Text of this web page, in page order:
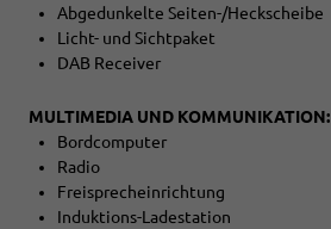
Abgedunkelte Seiten-/Heckscheibe
Licht- und Sichtpaket
DAB Receiver
MULTIMEDIA UND KOMMUNIKATION:
Bordcomputer
Radio
Freisprecheinrichtung
Induktions-Ladestation